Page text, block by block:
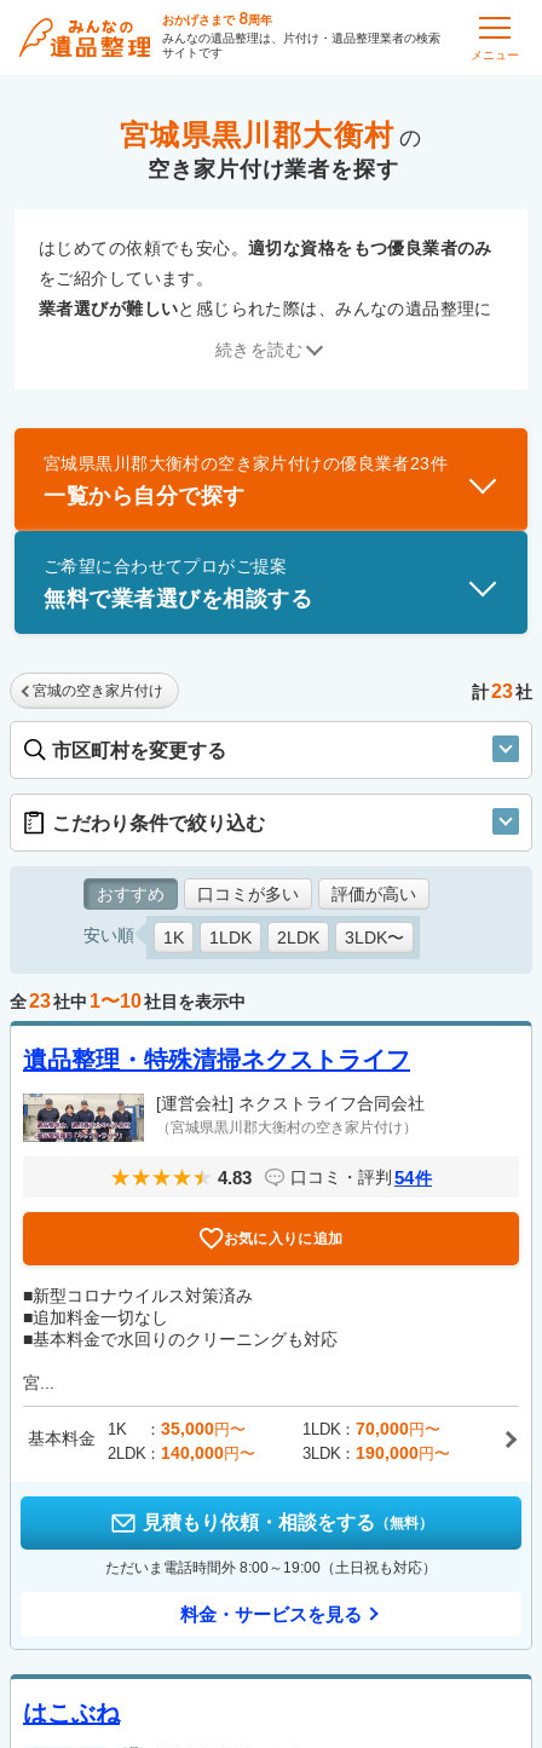
おかげさまで 8周年
みんなの遺品整理は、片付け・遺品整理業者の検索
サイトです
メニュー
宮城県黒川郡大衡村 の
空き家片付け
はじめての依頼でも安心。適切な資格をもつ優良業者のみ
をご紹介しています。
業者選びが難しいと感じられた際は、みんなの遺品整理に
優良業者とは
一般財団法人遺品整理認定協会、および一般社団法
士」資格を持つ事業者のみ掲載しています。
続きを読む
宮城県黒川郡大衡村の空き家片付けの優良業者23件
一覧から自分で探す
ご希望に合わせてプロがご提案
無料で業者選びを相談する
宮城の空き家片付け 計23社
市区町村を変更する
こだわり条件で絞り込む
おすすめ 口コミが多い 評価が高い
安い順 1K 1LDK 2LDK 3LDK〜
全23社中 1〜10社目を表示中
遺品整理・特殊清掃ネクストライフ
[運営会社] ネクストライフ合同会社
（宮城県黒川郡大衡村の空き家片付け）
4.83 口コミ・評判 54件
お気に入りに追加
■新型コロナウイルス対策済み
■追加料金一切なし
■基本料金で水回りのクリーニングも対応
宮...
基本料金 1K 35,000円〜 1LDK 70,000円〜
2LDK
140,000円〜 3LDK 190,000円〜
見積もり依頼・相談をする （無料）
ただいま電話時間外 8:00～19:00（土日祝も対応）
料金・サービスを見る
はこぶね